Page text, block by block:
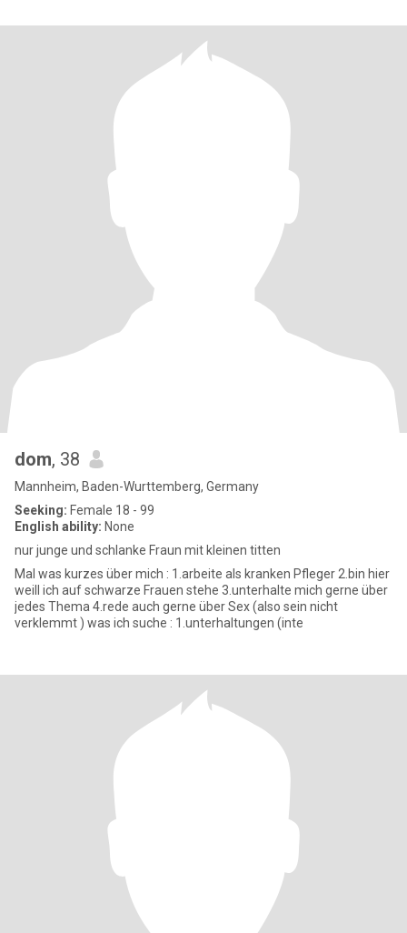
dom, 38
Mannheim, Baden-Wurttemberg, Germany
Seeking: Female 18 - 99
English ability: None
nur junge und schlanke Fraun mit kleinen titten
Mal was kurzes über mich : 1.arbeite als kranken Pfleger 2.bin hier
weill ich auf schwarze Frauen stehe 3.unterhalte mich gerne über
jedes Thema 4.rede auch gerne über Sex (also sein nicht
verklemmt ) was ich suche : 1.unterhaltungen (inte